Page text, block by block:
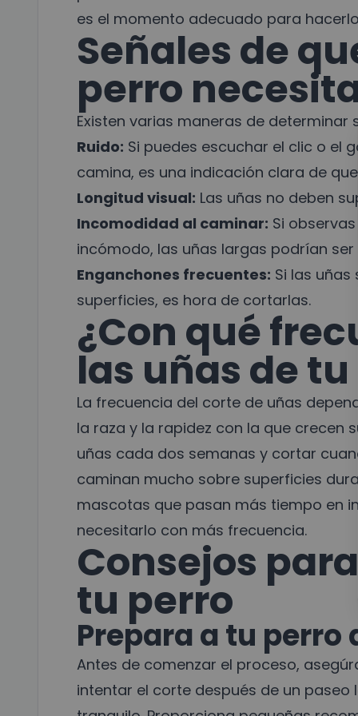
es el momento adecuado para
Señales de
perro
Existen varias maneras de
Ruido: Si puedes escuchar el clic o el
camina, es una indicación clara de
Longitud visual: Las uñas no deben
Incomodidad al caminar: Si
incómodo, las uñas largas podrían ser
Enganchones frecuentes: Si las
superficies, es hora de cortarlas.
¿Con qué
las uñas de
La frecuencia del corte de uñas
la raza y la rapidez con la que crecen
uñas cada dos semanas y cortar
caminan mucho sobre superficies
mascotas que pasan más tiempo en
necesitarlo con más frecuencia.
Consejos
tu perro
Prepara a tu
Antes de comenzar el proceso,
intentar el corte después de un